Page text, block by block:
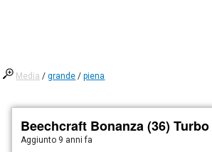
Media /grande /piena
Beechcraft Bonanza (36) Turbo
Aggiunto 9 anni fa